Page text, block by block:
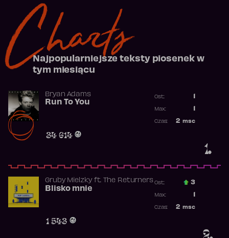
Charts
Najpopularniejsze teksty piosenek w
tym miesiącu
1.
Bryan Adams
Run To You
34 614
Ost.:
Max:
2 msc
Czas:
2.
Gruby Mielzkyft. The Returners
Blisko mnie
1 543
Ost.: 3
Max:
2 msc
Czas: